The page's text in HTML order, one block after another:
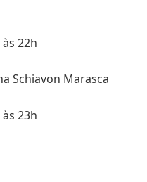
22h
Schiavon Marasca
23h